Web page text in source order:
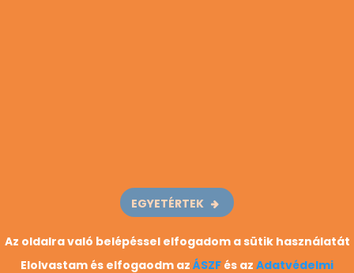
HIVATÁSOK
EGYETÉRTEK
Az oldalra való belépéssel elfogadom a sütik használatát
Elolvastam és elfogaodm az ÁSZF és az Adatvédelmi